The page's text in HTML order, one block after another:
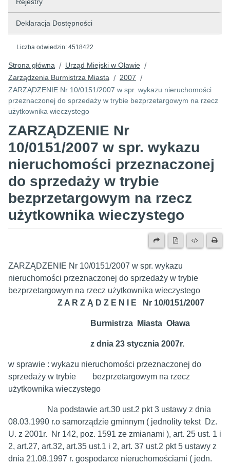
Deklaracja Dostępności
Liczba odwiedzin: 4518422
Strona główna / Urząd Miejski w Oławie /
Zarządzenia Burmistrza Miasta / 2007 /
ZARZĄDZENIE Nr 10/0151/2007 w spr. wykazu nieruchomości
przeznaczonej do sprzedaży w trybie bezprzetargowym na rzecz
użytkownika wieczystego
ZARZĄDZENIE Nr
10/0151/2007 w spr. wykazu
nieruchomości przeznaczonej
do sprzedaży w trybie
bezprzetargowym na rzecz
użytkownika wieczystego
ZARZĄDZENIE Nr 10/0151/2007 w spr. wykazu
nieruchomości przeznaczonej do sprzedaży w trybie
bezprzetargowym na rzecz użytkownika wieczystego
Z A R Z Ą D Z E N I E Nr 10/0151/2007
Burmistrza Miasta Oława
z dnia 23 stycznia 2007r.
w sprawie : wykazu nieruchomości przeznaczonej do
sprzedaży w trybie bezprzetargowym na rzecz
użytkownika wieczystego
Na podstawie art.30 ust.2 pkt 3 ustawy z dnia
08.03.1990 r.o samorządzie gminnym ( jednolity tekst Dz.
U. z 2001r. Nr 142, poz. 1591 ze zmianami ), art. 25 ust. 1 i
2, art.27, art.32, art.35 ust.1 i 2, art. 37 ust.2 pkt 5 ustawy z
dnia 21.08.1997 r. gospodarce nieruchomościami ( jedn.